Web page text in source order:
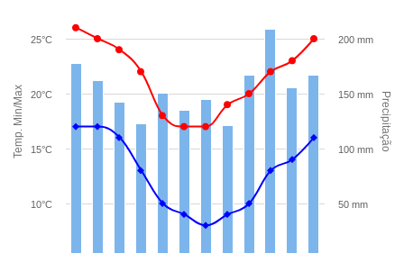
Temp. Min/Max Precipitação
10°C
15°C
20°C
25°C
50 mm
100 mm
150 mm
200 mm